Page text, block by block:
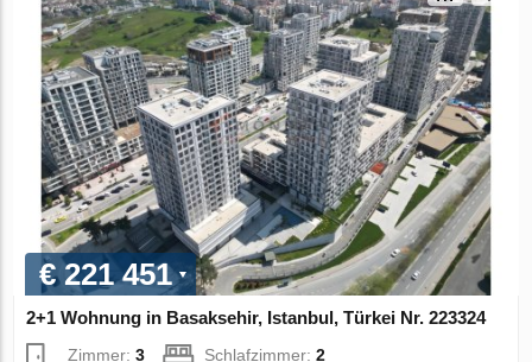
€ 221 451
2+1 Wohnung in Basaksehir, Istanbul, Türkei Nr. 223324
Zimmer:3 Schlafzimmer:2